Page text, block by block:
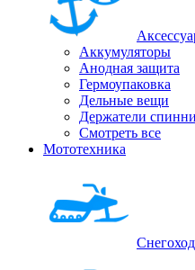
Аккумуляторы
Анодная защита
Гермоупаковка
Дельные вещи
Держатели
Смотреть все
Мототехника